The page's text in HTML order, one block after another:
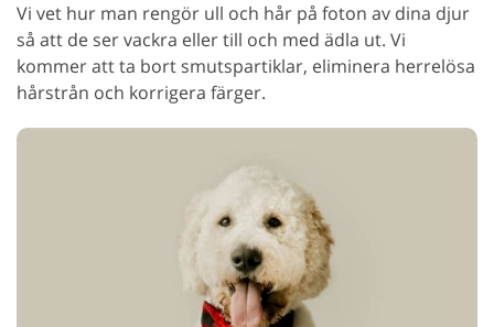
Vi vet hur man rengör ull och hår på foton av dina djur
så att de ser vackra eller till och med ädla ut. Vi
kommer att ta bort smutspartiklar, eliminera herrelösa
hårstrån och korrigera färger.